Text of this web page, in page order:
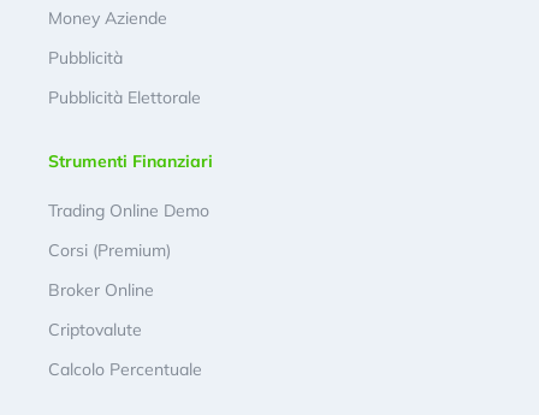
Money Aziende
Pubblicità
Pubblicità Elettorale
Strumenti Finanziari
Trading Online Demo
Corsi (Premium)
Broker Online
Criptovalute
Calcolo Percentuale